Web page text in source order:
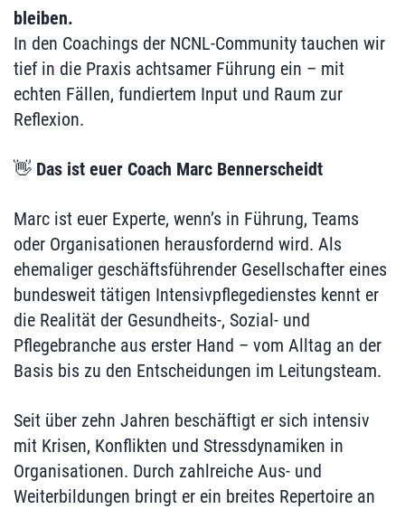
bleiben.
In den Coachings der NCNL-Community tauchen wir
tief in die Praxis achtsamer Führung ein – mit
echten Fällen, fundiertem Input und Raum zur
Reflexion.
👋 Das ist euer Coach Marc Bennerscheidt
Marc ist euer Experte, wenn’s in Führung, Teams
oder Organisationen herausfordernd wird. Als
ehemaliger geschäftsführender Gesellschafter eines
bundesweit tätigen Intensivpflegedienstes kennt er
die Realität der Gesundheits-, Sozial- und
Pflegebranche aus erster Hand – vom Alltag an der
Basis bis zu den Entscheidungen im Leitungsteam.
Seit über zehn Jahren beschäftigt er sich intensiv
mit Krisen, Konflikten und Stressdynamiken in
Organisationen. Durch zahlreiche Aus- und
Weiterbildungen bringt er ein breites Repertoire an